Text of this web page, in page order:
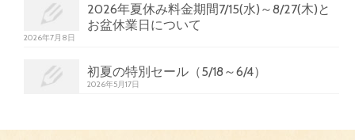
2026年夏休み料金期間7/15(水)～8/27(木)と
お盆休業日について
2026年7月8日
初夏の特別セール（5/18～6/4）
2026年5月17日